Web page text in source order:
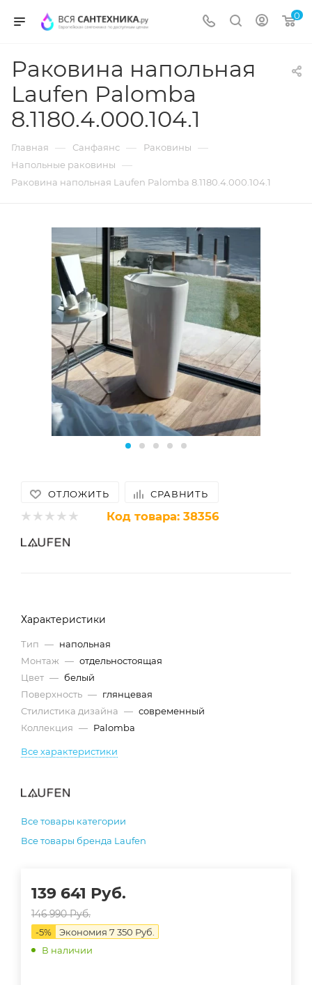
0
Раковина напольная
Laufen Palomba
8.1180.4.000.104.1
Главная — Санфаянс — Раковины —
Напольные раковины —
Раковина напольная Laufen Palomba 8.1180.4.000.104.1
ОТЛОЖИТЬ СРАВНИТЬ
Код товара: 38356
Характеристики
Тип — напольная
Монтаж — отдельностоящая
Цвет — белый
Поверхность — глянцевая
Стилистика дизайна — современный
Коллекция — Palomba
Все характеристики
Все товары категории
Все товары бренда Laufen
139 641 Руб.
146 990Руб.
-5% Экономия 7 350 Руб.
В наличии